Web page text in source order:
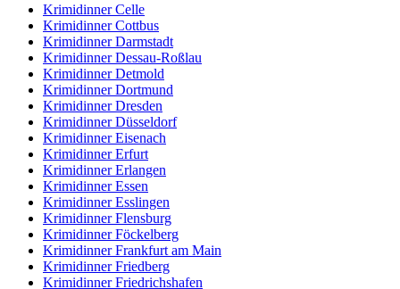
Krimidinner Celle
Krimidinner Cottbus
Krimidinner Darmstadt
Krimidinner Dessau-Roßlau
Krimidinner Detmold
Krimidinner Dortmund
Krimidinner Dresden
Krimidinner Düsseldorf
Krimidinner Eisenach
Krimidinner Erfurt
Krimidinner Erlangen
Krimidinner Essen
Krimidinner Esslingen
Krimidinner Flensburg
Krimidinner Föckelberg
Krimidinner Frankfurt am Main
Krimidinner Friedberg
Krimidinner Friedrichshafen